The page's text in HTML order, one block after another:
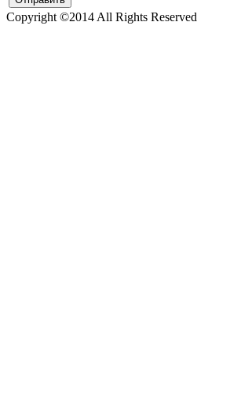
Copyright ©2014 All Rights Reserved